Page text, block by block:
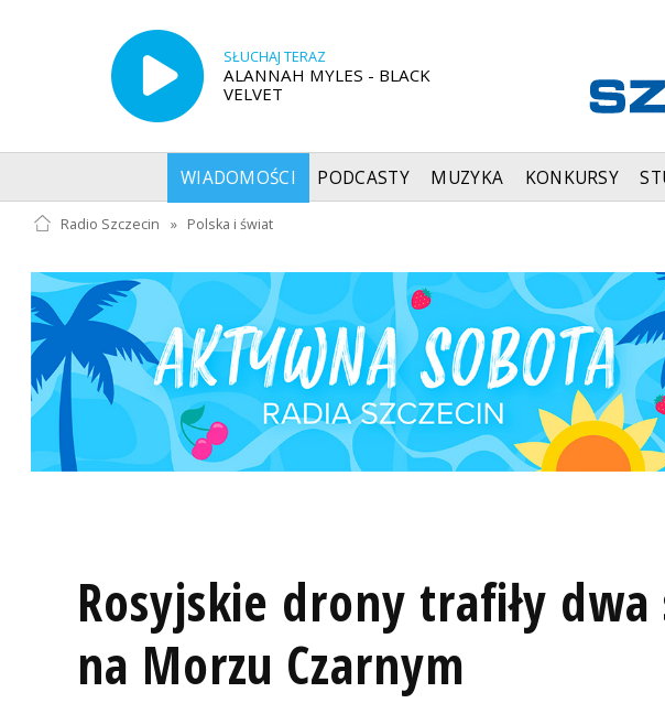
SŁUCHAJ TERAZ
ALANNAH MYLES - BLACK
VELVET
WIADOMOŚCI PODCASTY MUZYKA KONKURSY
Radio Szczecin » Polska i świat
Rosyjskie drony trafiły
na Morzu Czarnym